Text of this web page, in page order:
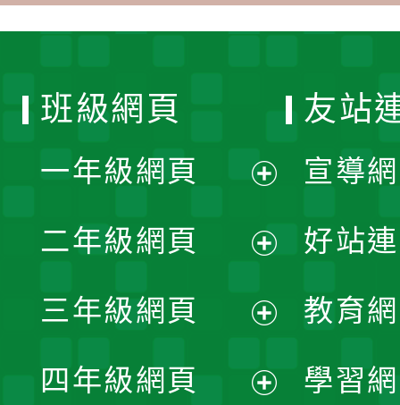
班級網頁
一年級網頁
開
選
單
二年級網頁
開
選
三年級網頁
四年級網頁
友站
宣導
好站
教育
學習